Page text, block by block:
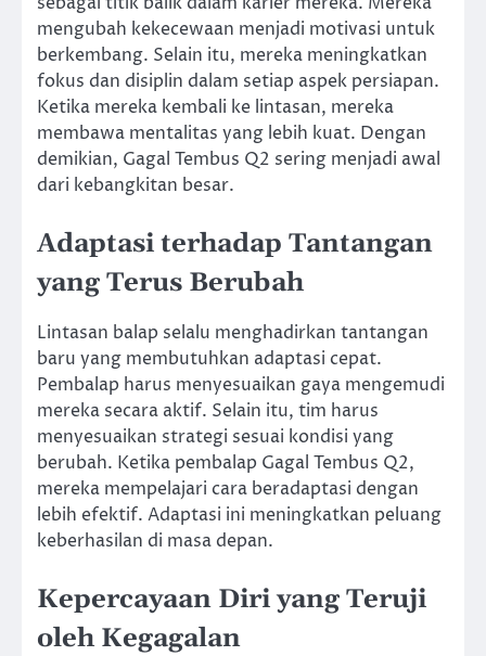
mengubah kekecewaan menjadi motivasi untuk
berkembang. Selain itu, mereka meningkatkan
fokus dan disiplin dalam setiap aspek persiapan.
Ketika mereka kembali ke lintasan, mereka
membawa mentalitas yang lebih kuat. Dengan
demikian, Gagal Tembus Q2 sering menjadi awal
dari kebangkitan besar.
Adaptasi terhadap Tantangan
yang Terus Berubah
Lintasan balap selalu menghadirkan tantangan
baru yang membutuhkan adaptasi cepat.
Pembalap harus menyesuaikan gaya mengemudi
mereka secara aktif. Selain itu, tim harus
menyesuaikan strategi sesuai kondisi yang
berubah. Ketika pembalap Gagal Tembus Q2,
mereka mempelajari cara beradaptasi dengan
lebih efektif. Adaptasi ini meningkatkan peluang
keberhasilan di masa depan.
Kepercayaan Diri yang Teruji
oleh Kegagalan